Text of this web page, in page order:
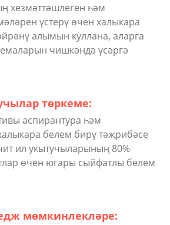
хезмәттәшлеген һәм
үстерү өчен халыкара
алымын куллана, аларга
чишкәндә үсәргә
төркеме:
аспирантура һәм
белем бирү тәҗрибәсе
ил укытучыларының 80%
өчен югары сыйфатлы белем
мөмкинлекләре: